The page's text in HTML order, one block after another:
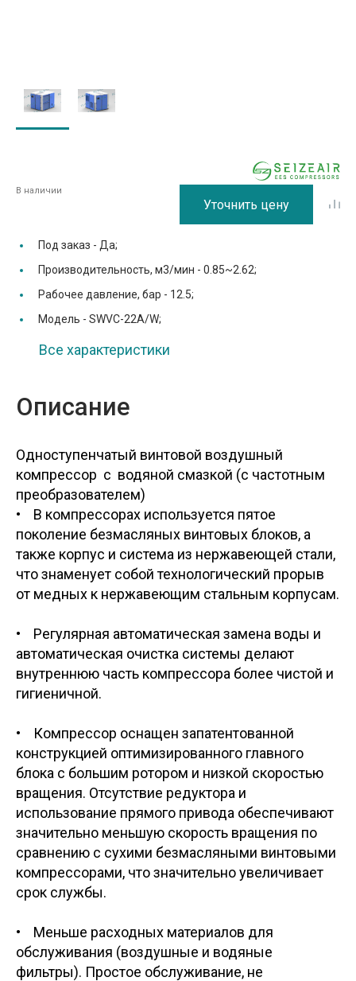
В наличии
Уточнить цену
Под заказ - Да;
Производительность, м3/мин - 0.85~2.62;
Рабочее давление, бар - 12.5;
Модель - SWVC-22A/W;
Все характеристики
Описание
Одноступенчатый винтовой воздушный
компрессор с водяной смазкой (с частотным
• В компрессорах используется пятое
поколение безмасляных винтовых блоков, а
также корпус и система из нержавеющей стали,
что знаменует собой технологический прорыв
от медных к нержавеющим стальным корпусам.
• Регулярная автоматическая замена воды и
автоматическая очистка системы делают
внутреннюю часть компрессора более чистой и
гигиеничной.
• Компрессор оснащен запатентованной
конструкцией оптимизированного главного
блока с большим ротором и низкой скоростью
вращения. Отсутствие редуктора и
использование прямого привода обеспечивают
значительно меньшую скорость вращения по
сравнению с сухими безмасляными винтовыми
компрессорами, что значительно увеличивает
срок службы.
• Меньше расходных материалов для
обслуживания (воздушные и водяные
фильтры). Простое обслуживание, не